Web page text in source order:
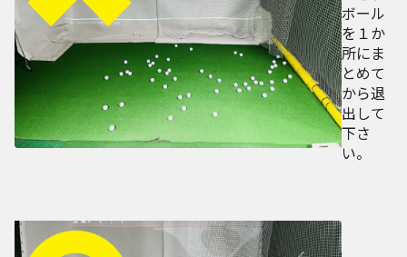
ボール
を１か
所にま
とめて
から退
出して
下さ
い。